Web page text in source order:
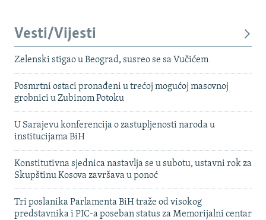
Vesti/Vijesti
Zelenski stigao u Beograd, susreo se sa Vučićem
Posmrtni ostaci pronađeni u trećoj mogućoj masovnoj
grobnici u Zubinom Potoku
U Sarajevu konferencija o zastupljenosti naroda u
institucijama BiH
Konstitutivna sjednica nastavlja se u subotu, ustavni rok za
Skupštinu Kosova završava u ponoć
Tri poslanika Parlamenta BiH traže od visokog
predstavnika i PIC-a poseban status za Memorijalni centar